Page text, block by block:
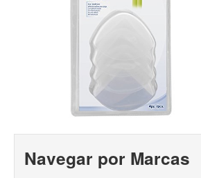
Navegar por Marcas